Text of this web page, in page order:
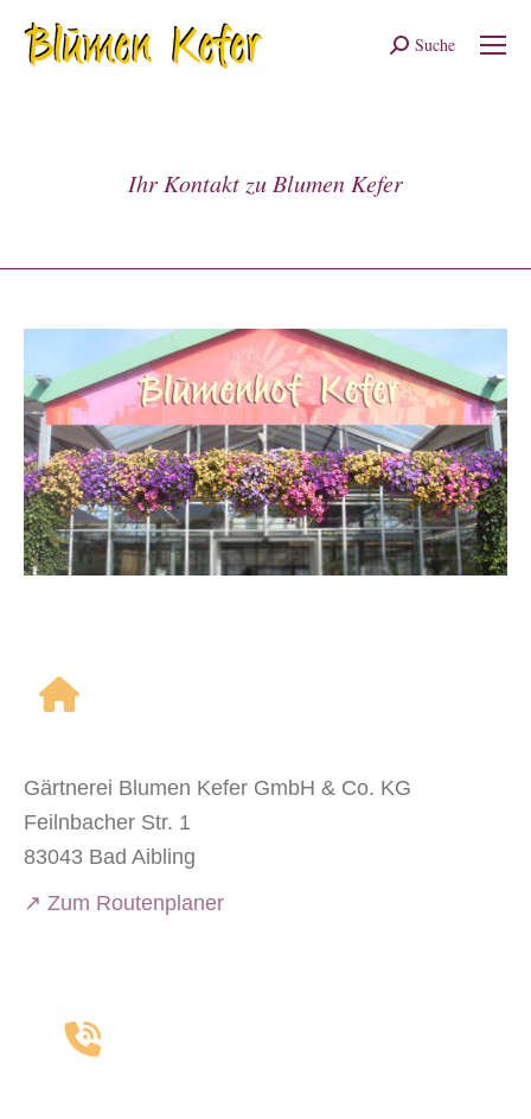
Search:
Suche
Ihr Kontakt zu Blumen Kefer
Gärtnerei Blumen Kefer GmbH & Co. KG
Feilnbacher Str. 1
83043 Bad Aibling
↗ Zum Routenplaner